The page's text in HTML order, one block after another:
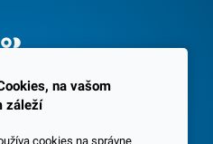
zákazníkovna vašom
záleží
cookies na správne